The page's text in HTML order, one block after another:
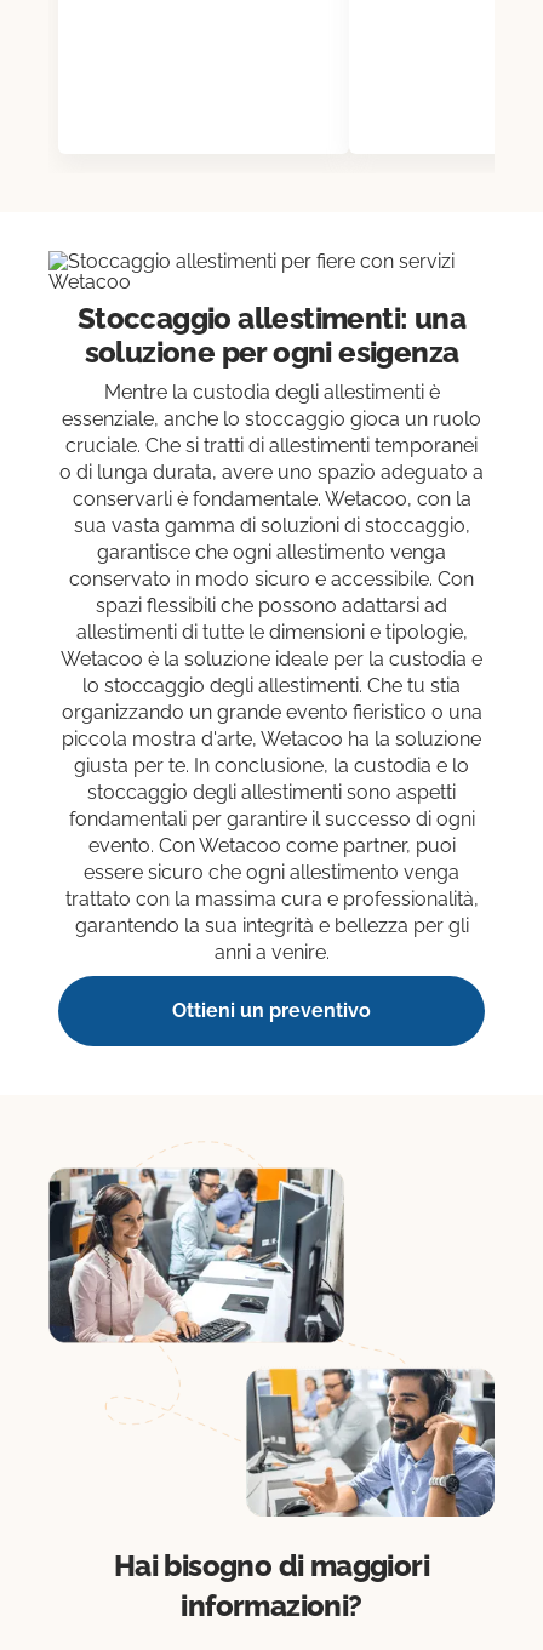
Stoccaggio allestimenti: una
soluzione per ogni esigenza
Mentre la custodia degli allestimenti è
essenziale, anche lo stoccaggio gioca un ruolo
cruciale. Che si tratti di allestimenti temporanei
o di lunga durata, avere uno spazio adeguato a
conservarli è fondamentale. Wetacoo, con la
sua vasta gamma di soluzioni di stoccaggio,
garantisce che ogni allestimento venga
conservato in modo sicuro e accessibile. Con
spazi flessibili che possono adattarsi ad
allestimenti di tutte le dimensioni e tipologie,
Wetacoo è la soluzione ideale per la custodia e
lo stoccaggio degli allestimenti. Che tu stia
organizzando un grande evento fieristico o una
piccola mostra d'arte, Wetacoo ha la soluzione
giusta per te. In conclusione, la custodia e lo
stoccaggio degli allestimenti sono aspetti
fondamentali per garantire il successo di ogni
evento. Con Wetacoo come partner, puoi
essere sicuro che ogni allestimento venga
trattato con la massima cura e professionalità,
garantendo la sua integrità e bellezza per gli
anni a venire.
Ottieni un preventivo
Hai bisogno di maggiori
informazioni?